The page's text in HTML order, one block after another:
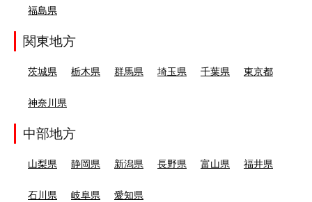
福島県
関東地方
茨城県 栃木県 群馬県 埼玉県 千葉県 東京都
神奈川県
中部地方
山梨県 静岡県 新潟県 長野県 富山県 福井県
石川県 岐阜県 愛知県